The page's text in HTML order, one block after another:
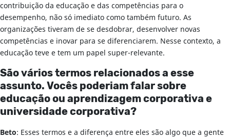
contribuição da educação e das competências para o
desempenho, não só imediato como também futuro. As
organizações tiveram de se desdobrar, desenvolver novas
competências e inovar para se diferenciarem. Nesse contexto, a
educação teve e tem um papel super-relevante.
São vários termos relacionados a esse
assunto. Vocês poderiam falar sobre
educação ou aprendizagem corporativa e
universidade corporativa?
Beto: Esses termos e a diferença entre eles são algo que a gente